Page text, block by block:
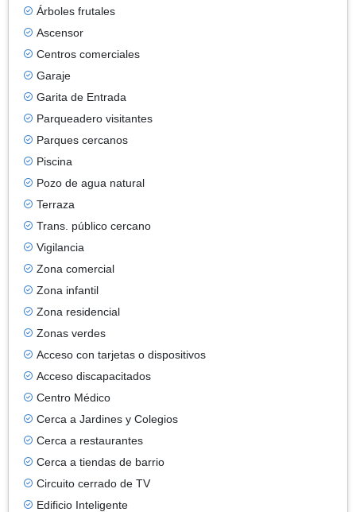
Árboles frutales
Ascensor
Centros comerciales
Garaje
Garita de Entrada
Parqueadero visitantes
Parques cercanos
Piscina
Pozo de agua natural
Terraza
Trans. público cercano
Vigilancia
Zona comercial
Zona infantil
Zona residencial
Zonas verdes
Acceso con tarjetas o dispositivos
Acceso discapacitados
Centro Médico
Cerca a Jardines y Colegios
Cerca a restaurantes
Cerca a tiendas de barrio
Circuito cerrado de TV
Edificio Inteligente